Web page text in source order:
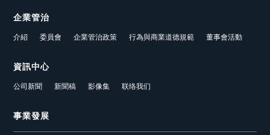
企業管治
介紹 委員會 企業管治政策 行為與商業道德規範 董事會活動
資訊中心
公司新聞 新聞稿 影像集 联络我们
事業發展